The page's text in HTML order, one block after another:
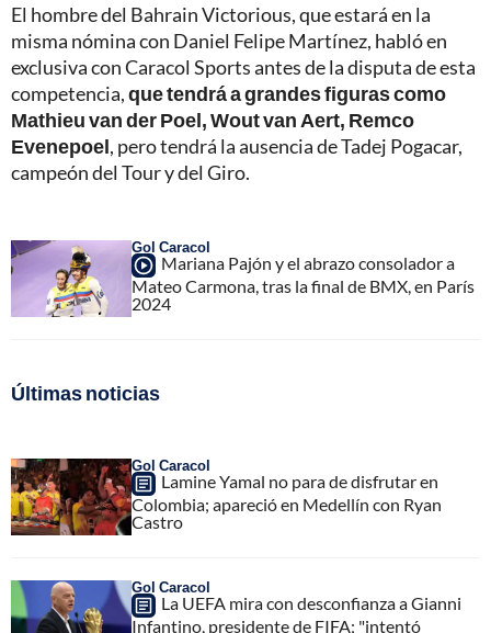
El hombre del Bahrain Victorious, que estará en la
misma nómina con Daniel Felipe Martínez, habló en
exclusiva con Caracol Sports antes de la disputa de esta
competencia,que tendrá a grandes figuras como
Mathieu van der Poel, Wout van Aert, Remco
Evenepoel, pero tendrá la ausencia de Tadej Pogacar,
campeón del Tour y del Giro.
Gol Caracol
Mariana Pajón y el abrazo consolador a
Mateo Carmona, tras la final de BMX, en París
2024
Últimas noticias
Gol Caracol
Lamine Yamal no para de disfrutar en
Colombia; apareció en Medellín con Ryan
Castro
Gol Caracol
La UEFA mira con desconfianza a Gianni
Infantino, presidente de FIFA; "intentó